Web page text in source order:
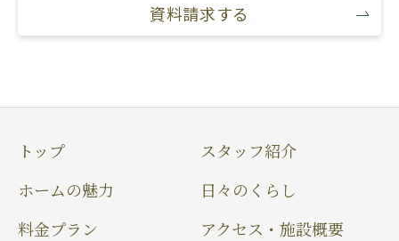
資料請求する
トップ
ホームの魅力
料金プラン
スタッフ紹介
日々のくらし
アクセス・施設概要